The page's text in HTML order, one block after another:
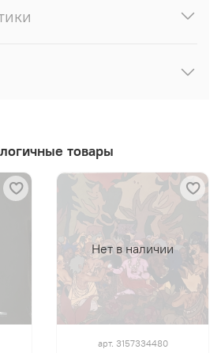
товары
Нет в наличии
арт. 3157334480